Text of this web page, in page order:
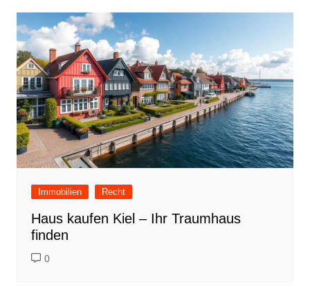
Immobilien Recht
Haus kaufen Kiel – Ihr Traumhaus
finden
0